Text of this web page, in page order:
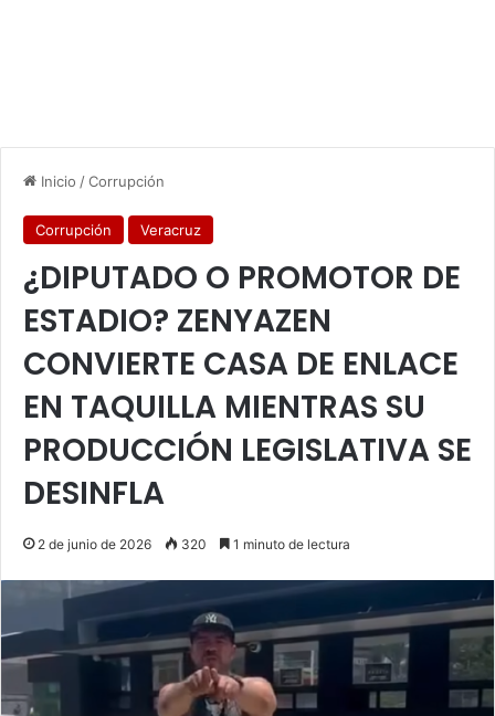
Inicio /Corrupción
Corrupción Veracruz
¿DIPUTADO O PROMOTOR DE
ESTADIO? ZENYAZEN
CONVIERTE CASA DE ENLACE
EN TAQUILLA MIENTRAS SU
PRODUCCIÓN LEGISLATIVA SE
DESINFLA
2 de junio de 2026 320 1 minuto de lectura